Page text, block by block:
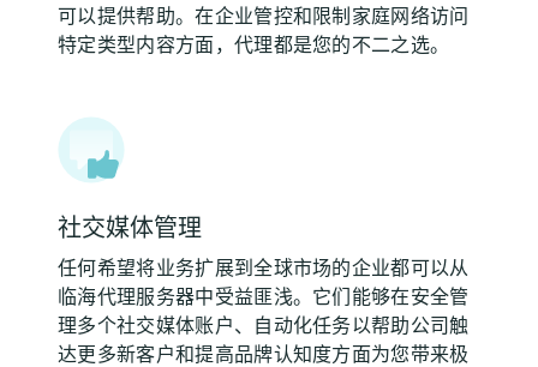
可以提供帮助。在企业管控和限制家庭网络访问
特定类型内容方面，代理都是您的不二之选。
社交媒体管理
任何希望将业务扩展到全球市场的企业都可以从
临海代理服务器中受益匪浅。它们能够在安全管
理多个社交媒体账户、自动化任务以帮助公司触
达更多新客户和提高品牌认知度方面为您带来极